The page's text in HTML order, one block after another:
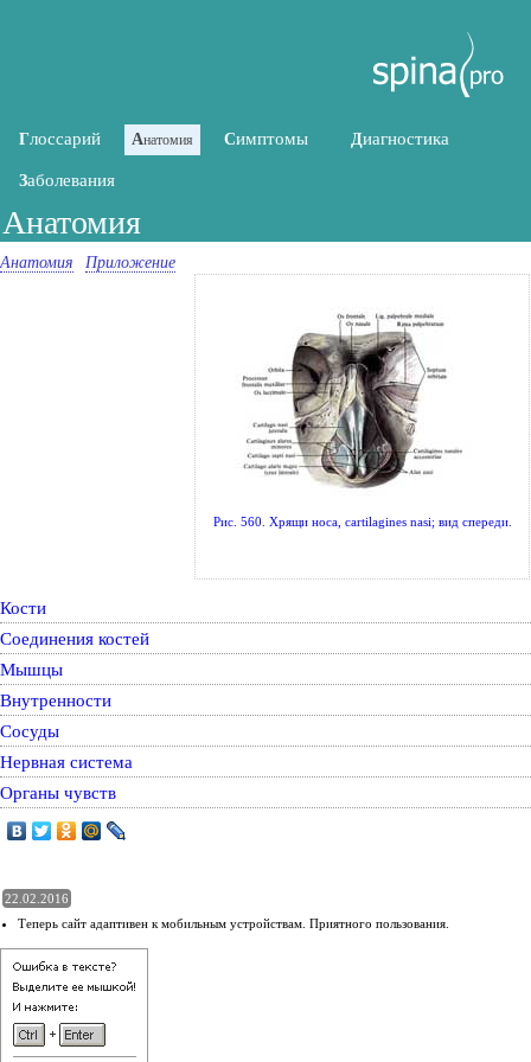
Глоссарий Анатомия Симптомы Диагностика
Заболевания
Анатомия
Анатомия Приложение
Рис. 560. Хрящи носа, cartilagines nasi; вид спереди.
Кости
Соединения костей
Мышцы
Внутренности
Сосуды
Нервная система
Органы чувств
22.02.2016
Теперь сайт адаптивен к мобильным устройствам. Приятного пользования.